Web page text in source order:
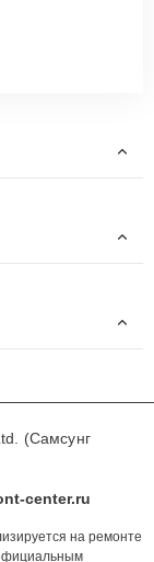
(Самсунг
center.ru
на ремонте